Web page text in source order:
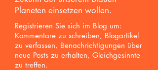
Planeten einsetzen wollen.
Registrieren Sie sich im Blog um:
Kommentare zu schreiben, Blogartikel
zu verfassen, Benachrichtigungen über
neue Posts zu erhalten, Gleichgesinnte
zu treffen.